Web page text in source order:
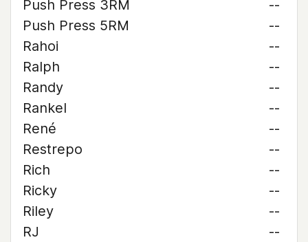
Push Press 3RM
--
Push Press 5RM
--
Rahoi
--
Ralph
--
Randy
--
Rankel
--
René
--
Restrepo
--
Rich
--
Ricky
--
Riley
--
RJ
--